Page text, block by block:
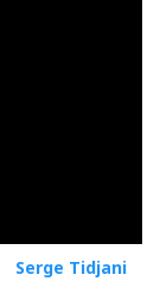
Serge Tidjani